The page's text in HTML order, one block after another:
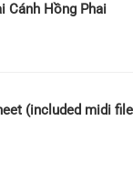
Cánh Hồng Phai
(included midi